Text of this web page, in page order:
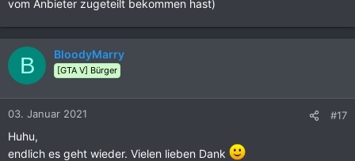
vom Anbieter zugeteilt bekommen hast)
B BloodyMarry
[GTA V] Bürger
03. Januar 2021 #17
Huhu,
endlich es geht wieder. Vielen lieben Dank